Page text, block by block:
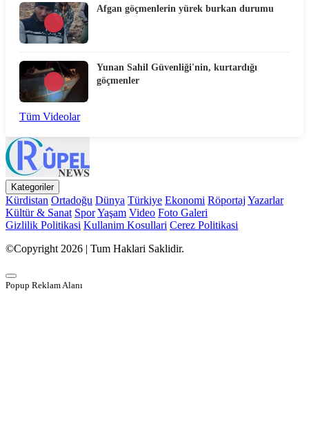
Afgan göçmenlerin yürek burkan durumu
Yunan Sahil Güvenliği'nin, kurtardığı
göçmenler
Tüm Videolar
Kategoriler
Kürdistan Ortadoğu Dünya Türkiye Ekonomi Röportaj Yazarlar
Kültür & Sanat SporYaşam Video Foto Galeri
Gizlilik Politikasi Kullanim Kosullari Cerez Politikasi
©Copyright 2026 | Tum Haklari Saklidir.
Popup Reklam Alanı